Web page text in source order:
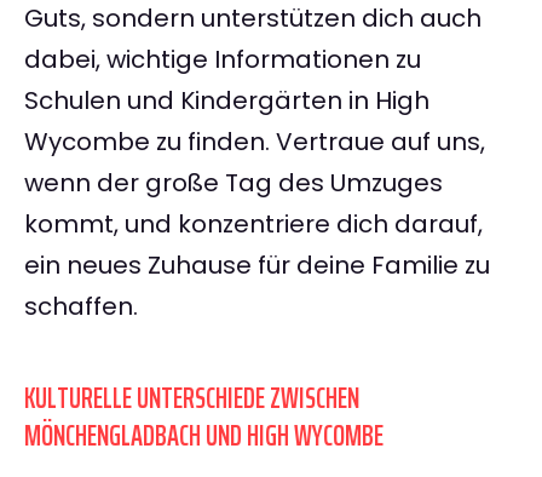
Guts, sondern unterstützen dich auch
dabei, wichtige Informationen zu
Schulen und Kindergärten in High
Wycombe zu finden. Vertraue auf uns,
wenn der große Tag des Umzuges
kommt, und konzentriere dich darauf,
ein neues Zuhause für deine Familie zu
schaffen.
KULTURELLE UNTERSCHIEDE ZWISCHEN
MÖNCHENGLADBACH UND HIGH WYCOMBE